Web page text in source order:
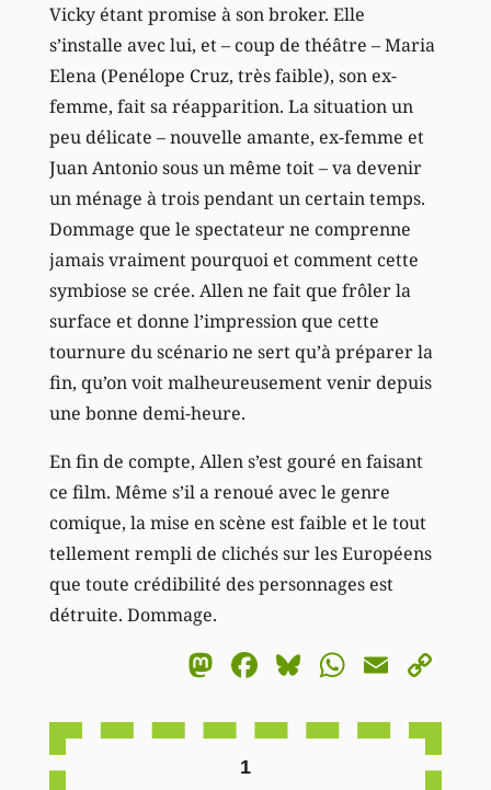
Vicky étant promise à son broker. Elle
s’installe avec lui, et – coup de théâtre – Maria
Elena (Penélope Cruz, très faible), son ex-
femme, fait sa réapparition. La situation un
peu délicate – nouvelle amante, ex-femme et
Juan Antonio sous un même toit – va devenir
un ménage à trois pendant un certain temps.
Dommage que le spectateur ne comprenne
jamais vraiment pourquoi et comment cette
symbiose se crée. Allen ne fait que frôler la
surface et donne l’impression que cette
tournure du scénario ne sert qu’à préparer la
fin, qu’on voit malheureusement venir depuis
une bonne demi-heure.
En fin de compte, Allen s’est gouré en faisant
ce film. Même s’il a renoué avec le genre
comique, la mise en scène est faible et le tout
tellement rempli de clichés sur les Européens
que toute crédibilité des personnages est
détruite. Dommage.
Mastodon
Facebook
BlueskyEmail
1